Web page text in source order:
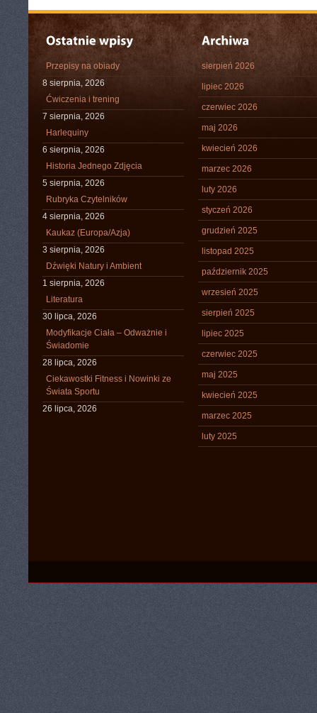
Przepisy na obiady
8 sierpnia, 2026
Ćwiczenia i trening
7 sierpnia, 2026
Harlequiny
6 sierpnia, 2026
Historia Jednego Zdjęcia
5 sierpnia, 2026
Rubryka Czytelników
4 sierpnia, 2026
Kaukaz (Europa/Azja)
3 sierpnia, 2026
Dźwięki Natury i Ambient
1 sierpnia, 2026
Literatura
30 lipca, 2026
Modyfikacje Ciała – Odważnie i
Świadomie
28 lipca, 2026
Ciekawostki Fitness i Nowinki ze
Świata Sportu
26 lipca, 2026
sierpień 2026
lipiec 2026
czerwiec 2026
maj 2026
kwiecień 2026
marzec 2026
luty 2026
styczeń 2026
grudzień 2025
listopad 2025
październik 2025
wrzesień 2025
sierpień 2025
lipiec 2025
czerwiec 2025
maj 2025
kwiecień 2025
marzec 2025
luty 2025